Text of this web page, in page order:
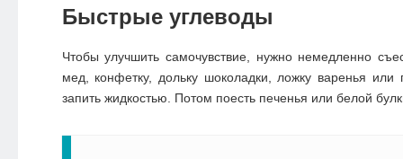
Быстрые углеводы
Чтобы улучшить самочувствие, нужно немедленно
мед, конфетку, дольку шоколадки, ложку варенья или
запить жидкостью. Потом поесть печенья или белой